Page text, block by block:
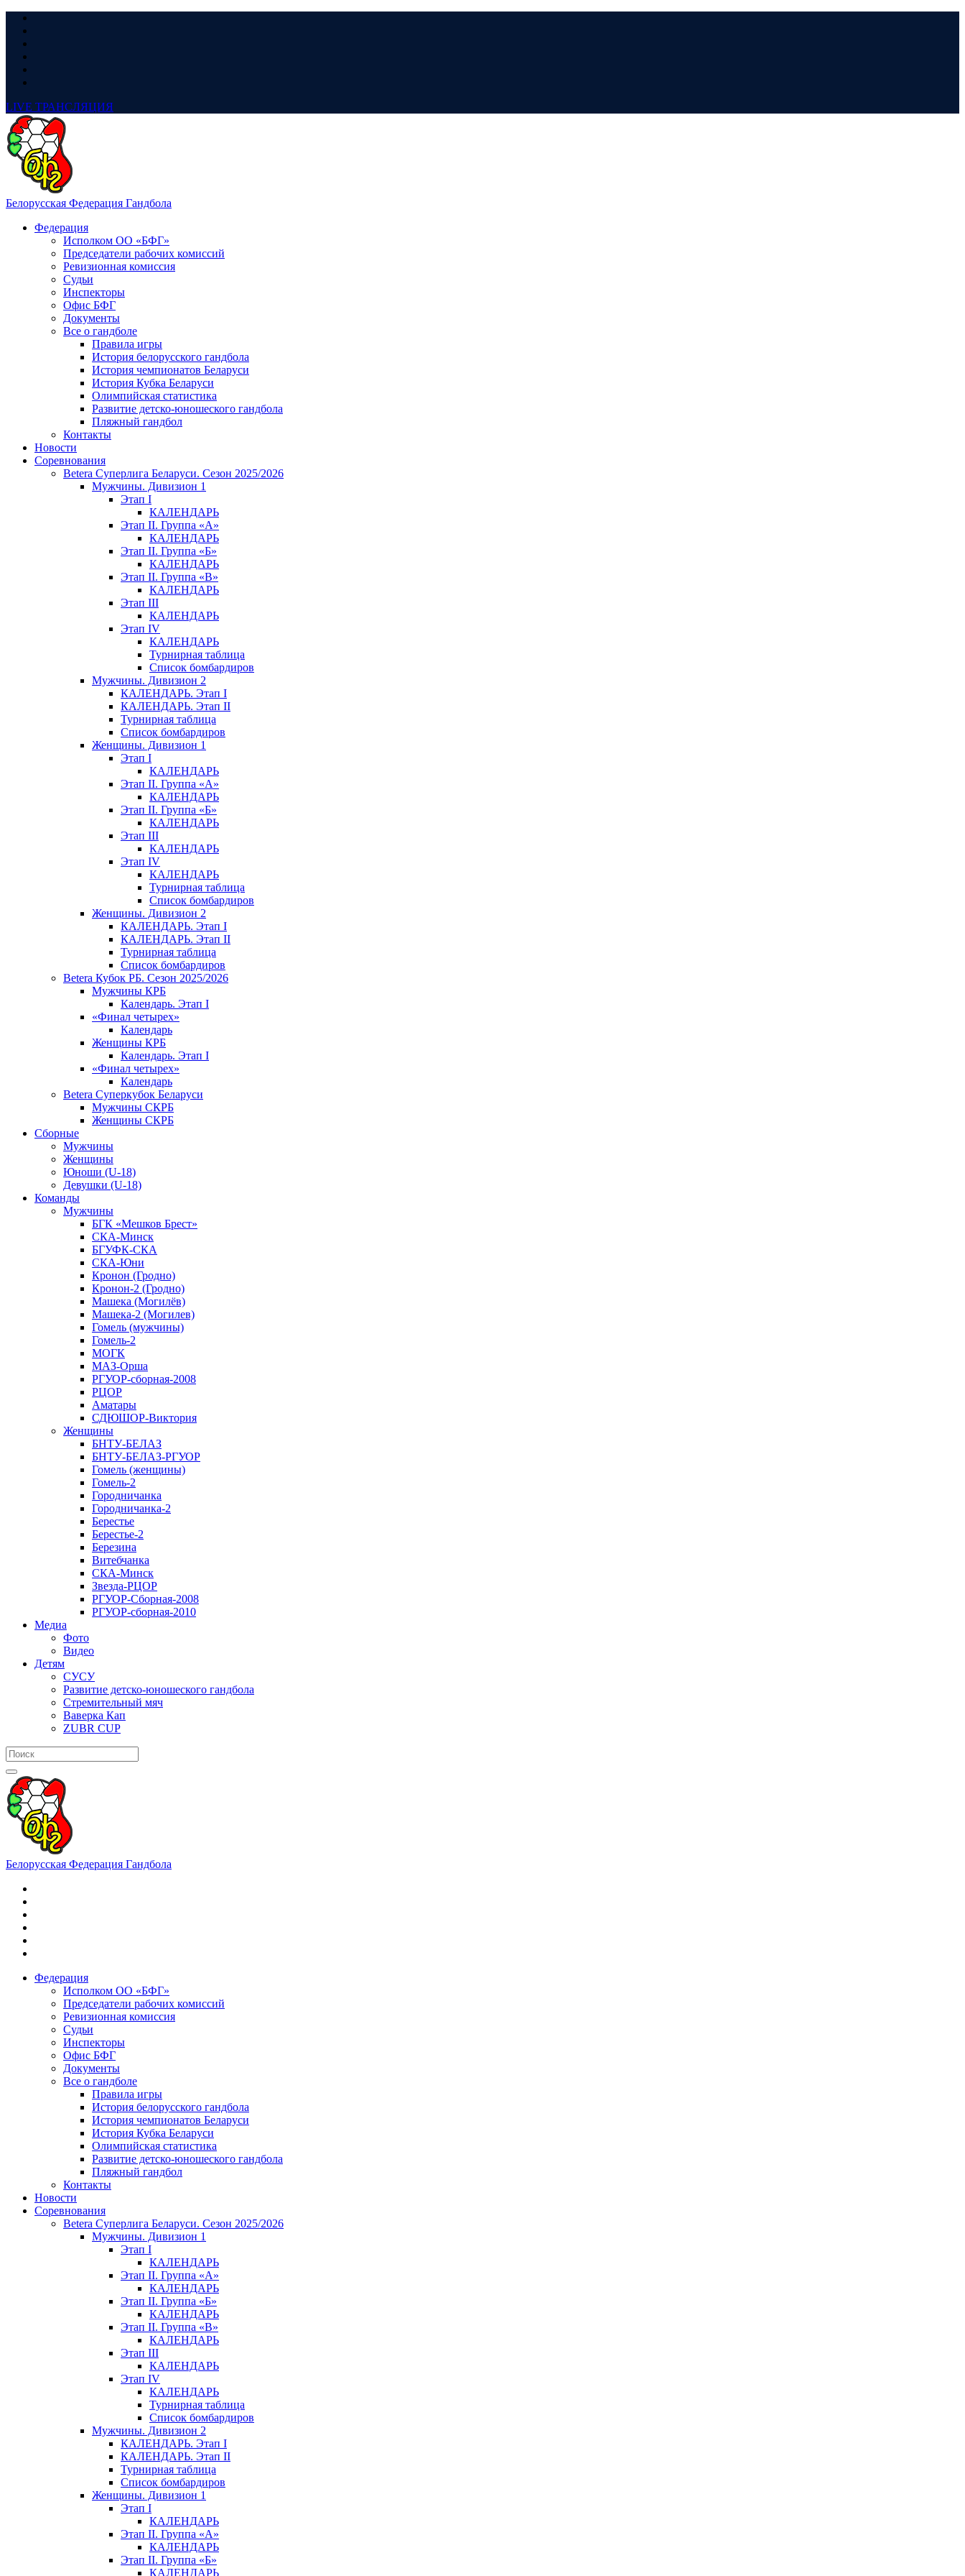
LIVE ТРАНСЛЯЦИЯ
Белорусская Федерация Гандбола
Федерация
Исполком ОО «БФГ»
Председатели рабочих комиссий
Ревизионная комиссия
Судьи
Инспекторы
Офис БФГ
Документы
Все о гандболе
Правила игры
История белорусского гандбола
История чемпионатов Беларуси
История Кубка Беларуси
Олимпийская статистика
Развитие детско-юношеского гандбола
Пляжный гандбол
Контакты
Новости
Соревнования
Betera Суперлига Беларуси. Сезон 2025/2026
Мужчины. Дивизион 1
Этап I
КАЛЕНДАРЬ
Этап II. Группа «А»
КАЛЕНДАРЬ
Этап II. Группа «Б»
КАЛЕНДАРЬ
Этап II. Группа «В»
КАЛЕНДАРЬ
Этап III
КАЛЕНДАРЬ
Этап IV
КАЛЕНДАРЬ
Турнирная таблица
Список бомбардиров
Мужчины. Дивизион 2
КАЛЕНДАРЬ. Этап I
КАЛЕНДАРЬ. Этап II
Турнирная таблица
Список бомбардиров
Женщины. Дивизион 1
Этап I
КАЛЕНДАРЬ
Этап II. Группа «А»
КАЛЕНДАРЬ
Этап II. Группа «Б»
КАЛЕНДАРЬ
Этап III
КАЛЕНДАРЬ
Этап IV
КАЛЕНДАРЬ
Турнирная таблица
Список бомбардиров
Женщины. Дивизион 2
КАЛЕНДАРЬ. Этап I
КАЛЕНДАРЬ. Этап II
Турнирная таблица
Список бомбардиров
Betera Кубок РБ. Сезон 2025/2026
Мужчины КРБ
Календарь. Этап I
«Финал четырех»
Календарь
Женщины КРБ
Календарь. Этап I
«Финал четырех»
Календарь
Betera Суперкубок Беларуси
Мужчины СКРБ
Женщины СКРБ
Сборные
Мужчины
Женщины
Юноши (U-18)
Девушки (U-18)
Команды
Мужчины
БГК «Мешков Брест»
СКА-Минск
БГУФК-СКА
СКА-Юни
Кронон (Гродно)
Кронон-2 (Гродно)
Машека (Могилёв)
Машека-2 (Могилев)
Гомель (мужчины)
Гомель-2
МОГК
МАЗ-Орша
РГУОР-сборная-2008
РЦОР
Аматары
СДЮШОР-Виктория
Женщины
БНТУ-БЕЛАЗ
БНТУ-БЕЛАЗ-РГУОР
Гомель (женщины)
Гомель-2
Городничанка
Городничанка-2
Берестье
Берестье-2
Березина
Витебчанка
СКА-Минск
Звезда-РЦОР
РГУОР-Сборная-2008
РГУОР-сборная-2010
Медиа
Фото
Видео
Детям
СУСУ
Развитие детско-юношеского гандбола
Стремительный мяч
Ваверка Кап
ZUBR CUP
Белорусская Федерация Гандбола
Федерация
Исполком ОО «БФГ»
Председатели рабочих комиссий
Ревизионная комиссия
Судьи
Инспекторы
Офис БФГ
Документы
Все о гандболе
Правила игры
История белорусского гандбола
История чемпионатов Беларуси
История Кубка Беларуси
Олимпийская статистика
Развитие детско-юношеского гандбола
Пляжный гандбол
Контакты
Новости
Соревнования
Betera Суперлига Беларуси. Сезон 2025/2026
Мужчины. Дивизион 1
Этап I
КАЛЕНДАРЬ
Этап II. Группа «А»
КАЛЕНДАРЬ
Этап II. Группа «Б»
КАЛЕНДАРЬ
Этап II. Группа «В»
КАЛЕНДАРЬ
Этап III
КАЛЕНДАРЬ
Этап IV
КАЛЕНДАРЬ
Турнирная таблица
Список бомбардиров
Мужчины. Дивизион 2
КАЛЕНДАРЬ. Этап I
КАЛЕНДАРЬ. Этап II
Турнирная таблица
Список бомбардиров
Женщины. Дивизион 1
Этап I
КАЛЕНДАРЬ
Этап II. Группа «А»
КАЛЕНДАРЬ
Этап II. Группа «Б»
КАЛЕНДАРЬ